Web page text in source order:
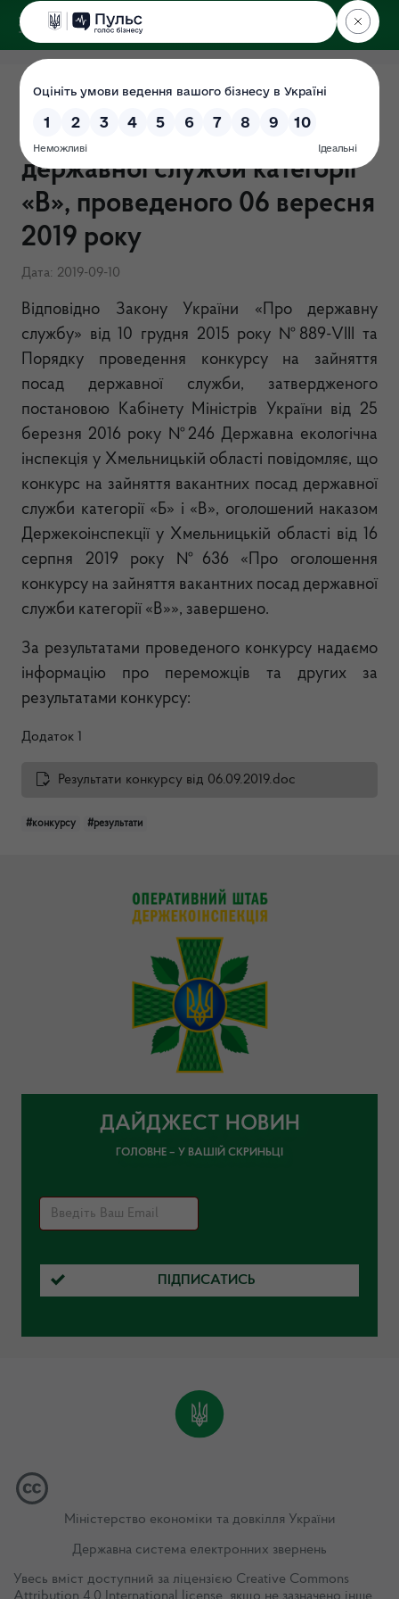
ДЕРЖЕКОІНСПЕКЦІЯ
у Хмельницькій області
Результати конкурсу на
зайняття вакантних посад
державної служби категорії
«В», проведеного 06 вересня
2019 року
Дата: 2019-09-10
Відповідно Закону України «Про державну
службу» від 10 грудня 2015 року №889-VIII та
Порядку проведення конкурсу на зайняття
посад державної служби, затвердженого
постановою Кабінету Міністрів України від 25
березня 2016 року №246 Державна екологічна
інспекція у Хмельницькій області повідомляє, що
конкурс на зайняття вакантних посад державної
служби категорії «Б» і «В», оголошений наказом
Держекоінспекції у Хмельницькій області від 16
серпня 2019 року №636 «Про оголошення
конкурсу на зайняття вакантних посад державної
служби категорії «В»», завершено.
За результатами проведеного конкурсу надаємо
інформацію про переможців та других за
результатами конкурсу:
Додаток 1
Результати конкурсу від 06.09.2019.doc
#конкурсу #результати
ДАЙДЖЕСТ НОВИН
ГОЛОВНЕ – У ВАШІЙ СКРИНЬЦІ
ПІДПИСАТИСЬ
Міністерство економіки та довкілля України
Державна система електронних звернень
Увесь вміст доступний за ліцензією Creative Commons